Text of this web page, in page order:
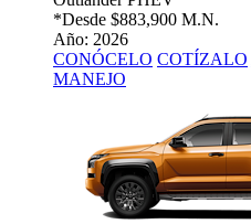
*Desde $883,900 M.N.
Año: 2026
CONÓCELO COTÍZALO
MANEJO